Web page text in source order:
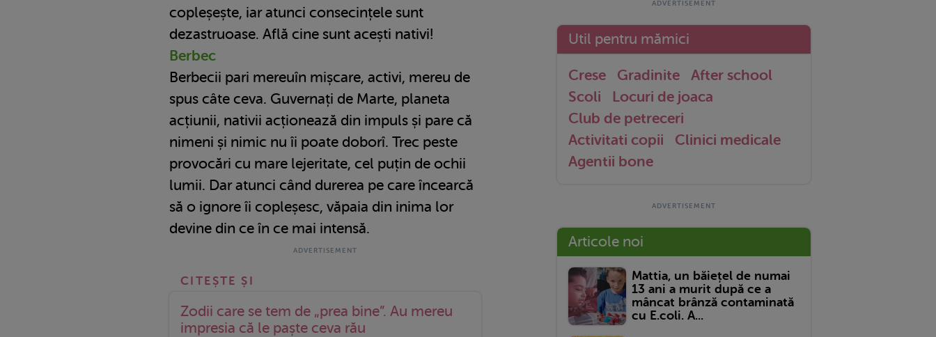
copleșește, iar atunci consecințele sunt
dezastruoase. Află cine sunt acești nativi!
Berbec
Berbecii pari mereuîn mișcare, activi, mereu de
spus câte ceva. Guvernați de Marte, planeta
acțiunii, nativii acționează din impuls și pare că
nimeni și nimic nu îi poate doborî. Trec peste
provocări cu mare lejeritate, cel puțin de ochii
lumii. Dar atunci când durerea pe care încearcă
să o ignore îi copleșesc, văpaia din inima lor
devine din ce în ce mai intensă.
Zodii care se tem de „prea bine”. Au mereu
impresia că le paște ceva rău
Util pentru mămici
Crese Gradinite
After school
Scoli
Locuri de joaca
Club de petreceri
Activitati copii
Clinici medicale
Agentii bone
Articole noi
Mattia, un băiețel de numai
13 ani a murit după ce a
mâncat brânză contaminată
cu E.coli. A...